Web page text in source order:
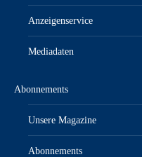
Anzeigenservice
Mediadaten
Abonnements
Unsere Magazine
Abonnements